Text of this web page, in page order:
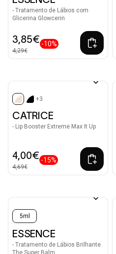
- Tratamento de Lábios com
Glicerina Glowcerin
3,85€
4,29€
-10%
selected
+3
CATRICE
- Lip Booster Extreme Max It Up
4,00€
4,69€
-15%
5ml
ESSENCE
- Tratamento de Lábios Brilhante
The Super Balm